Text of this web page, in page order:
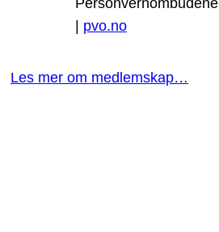
| pvo.no
Les mer om medlemskap…